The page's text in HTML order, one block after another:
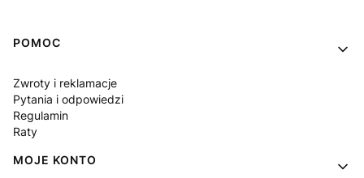
Linki w stopce
POMOC
Zwroty i reklamacje
Pytania i odpowiedzi
Regulamin
Raty
MOJE KONTO